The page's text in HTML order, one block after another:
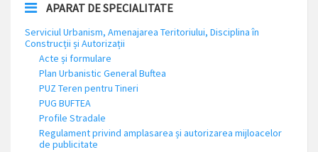
APARAT DE SPECIALITATE
Serviciul Urbanism, Amenajarea Teritoriului, Disciplina în
Construcții și Autorizații
Acte și formulare
Plan Urbanistic General Buftea
PUZ Teren pentru Tineri
PUG BUFTEA
Profile Stradale
Regulament privind amplasarea și autorizarea mijloacelor
de publicitate